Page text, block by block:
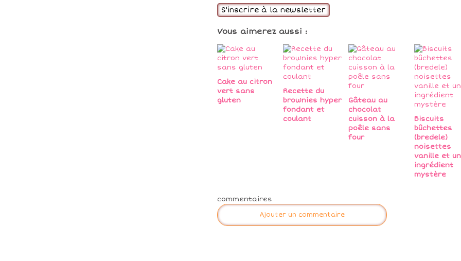
S'inscrire à la newsletter
Vous aimerez aussi :
Cake au citron
vert sans
gluten
Recette du
brownies hyper
fondant et
coulant
Gâteau au
chocolat
cuisson à la
poêle sans
four
Biscuits
bûchettes
(bredele)
noisettes
vanille et un
ingrédient
mystère
commentaires
Ajouter un commentaire